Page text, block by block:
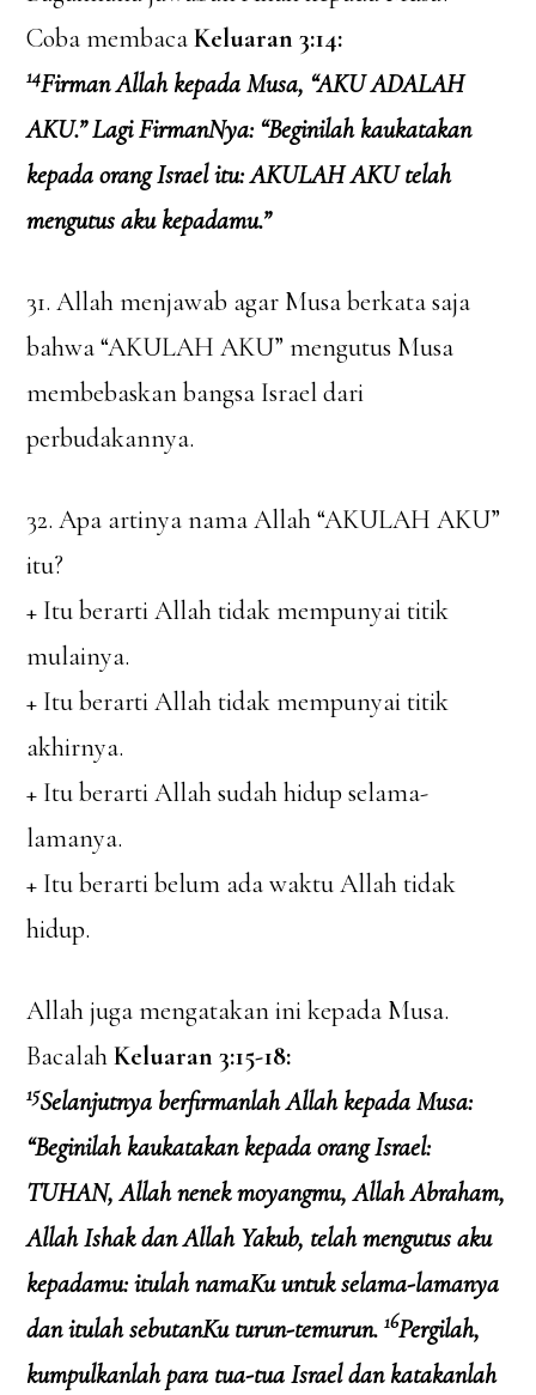
Coba membacaKeluaran 3:14:
14Firman Allah kepada Musa, “AKU ADALAH
AKU.” Lagi FirmanNya: “Beginilah kaukatakan
kepada orang Israel itu: AKULAH AKU telah
mengutus aku kepadamu.”
31. Allah menjawab agar Musa berkata saja
bahwa “AKULAH AKU” mengutus Musa
membebaskan bangsa Israel dari
perbudakannya.
32. Apa artinya nama Allah “AKULAH AKU”
itu?
+ Itu berarti Allah tidak mempunyai titik
mulainya.
+ Itu berarti Allah tidak mempunyai titik
akhirnya.
+ Itu berarti Allah sudah hidup selama-
lamanya.
+ Itu berarti belum ada waktu Allah tidak
hidup.
Allah juga mengatakan ini kepada Musa.
BacalahKeluaran 3:15-18:
15Selanjutnya berfirmanlah Allah kepada Musa:
“Beginilah kaukatakan kepada orang Israel:
TUHAN, Allah nenek moyangmu, Allah Abraham,
Allah Ishak dan Allah Yakub, telah mengutus aku
kepadamu: itulah namaKu untuk selama-lamanya
dan itulah sebutanKu turun-temurun.16Pergilah,
kumpulkanlah para tua-tua Israel dan katakanlah